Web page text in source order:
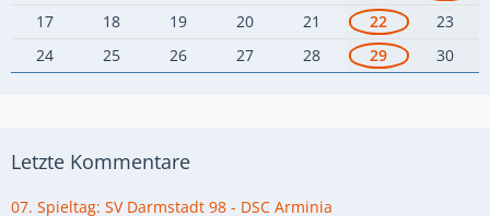
17
18 19 20 21 22
23
24
25 26 27 28 29 30
Letzte Kommentare
07. Spieltag: SV Darmstadt 98 - DSC Arminia